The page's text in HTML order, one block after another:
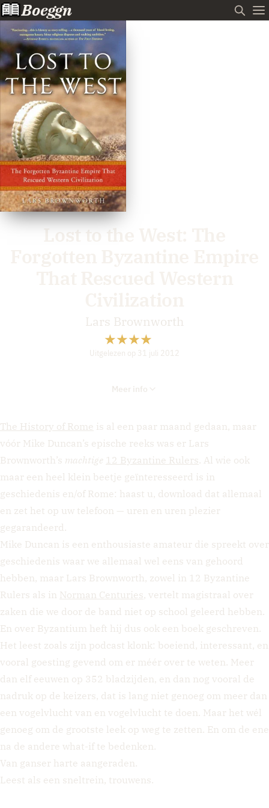
Boeggn
Uitgelezen op 31 juli 2012
Lost to the West: The
Lars Brownworth
Meer info
The History of Rome is al een paar maand gedaan, maar
vóór Mike Duncan’s epische reeks was er Lars
Brownworth’s machtige 12 Byzantine Rulers. Al wie ook
maar een heel klein beetje geïnteresseerd is in
geschiedenis en/of Rome: haast u, download dat allemaal
en zet het op uw telefoon — uren en uren plezier
gegarandeerd.
Mike Duncan is een enthousiaste amateur die spreekt over
geschiedenis waar we allemaal wel eens van gehoord
hebben, maar Lars Brownworth, zowel in 12 Byzantine
Rulers als in Norman Centuries, vertelt magistraal over
zaken die we door de band niet op school geleerd hebben.
En over Byzantium heft hij dus ook een boek geschreven.
Het leest zoals zijn podcast klonk: boeiend, interessant, en
vooral goesting gevend om er méér over te weten. Meer
dan elf eeuwen op 352 bladzijden, en dan nog vooral de
nadruk op de keizers, dat is lang niet genoeg om meer dan
een vogelvlucht van en vogelvlucht te doen. Maar het wél
genoeg om de grootste leek op weg te zetten. En om de ene
na de andere what-if te bedenken.
Van ganser harte aangeraden.
Leest als een sneltrein, trouwens.